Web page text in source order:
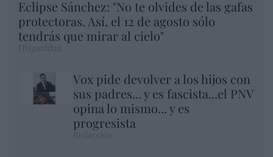
Eclipse Sánchez: "No te olvides de las gafas
protectoras. Así, el 12 de agosto sólo
tendrás que mirar al cielo"
Vox pide devolver a los hijos con
sus padres... y es fascista...el PNV
opina lo mismo... y es
progresista